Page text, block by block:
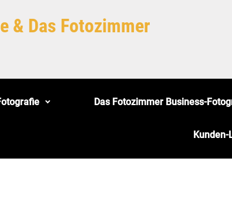
& Das Fotozimmer
Das Fotozimmer Business-
Kunden-